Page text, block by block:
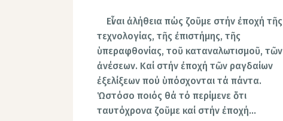
Εἶναι ἀλήθεια πώς ζοῦμε στήν ἐποχή τῆς
τεχνολογίας, τῆς ἐπιστήμης, τῆς
ὑπεραφθονίας, τοῦ καταναλωτισμοῦ, τῶν
ἀ­νέ­σε­ων. Καί στήν ἐποχή τῶν ραγδαίων
ἐξελίξεων πού ὑ­πό­σχον­ται τά πάντα.
Ὡστόσο ποιός θά τό περίμενε ὅτι
ταυτόχρονα ζοῦμε καί στήν ἐποχή…